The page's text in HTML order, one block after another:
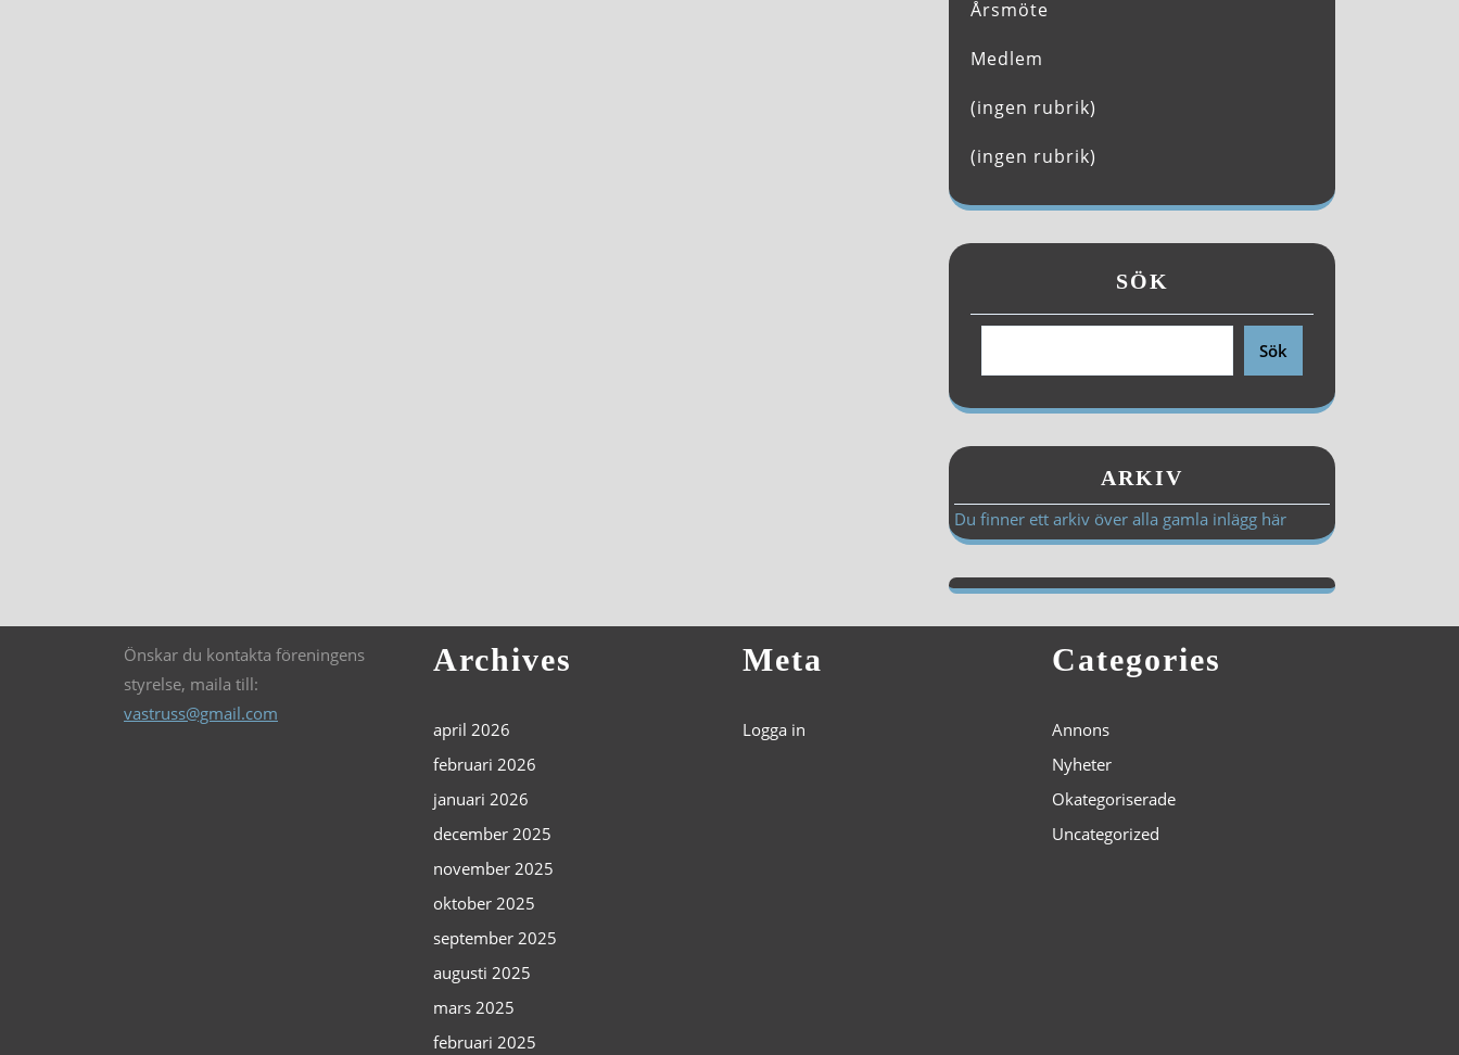
Årsmöte
Medlem
(ingen rubrik)
(ingen rubrik)
SÖK
Sök
ARKIV
Du finner ett arkiv över alla gamla inlägg här
Önskar du kontakta föreningens
styrelse, maila till:
vastruss@gmail.com
Archives
april 2026
februari 2026
januari 2026
december 2025
november 2025
oktober 2025
september 2025
augusti 2025
mars 2025
februari 2025
Meta
Logga in
Categories
Annons
Nyheter
Okategoriserade
Uncategorized